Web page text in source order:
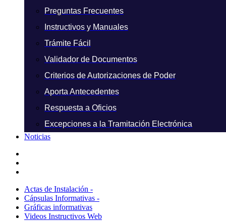
Preguntas Frecuentes
Instructivos y Manuales
Trámite Fácil
Validador de Documentos
Criterios de Autorizaciones de Poder
Aporta Antecedentes
Respuesta a Oficios
Excepciones a la Tramitación Electrónica
Noticias
Actas de Instalación -
Cápsulas Informativas -
Gráficas informativas
Videos Instructivos Web